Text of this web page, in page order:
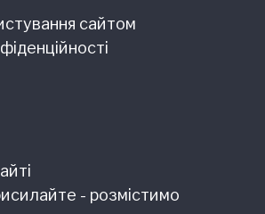
сайтом
- розмістимо